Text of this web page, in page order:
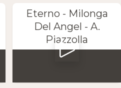
Eterno - Milonga
Del Angel - A.
Piazzolla